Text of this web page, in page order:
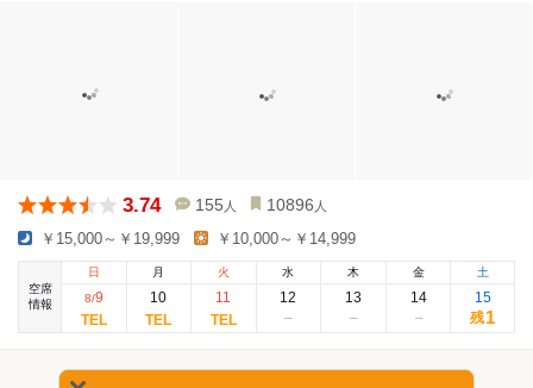
3.74 155 人 10896 人
￥15,000～￥19,999 ￥10,000～￥14,999
空席
情報
日
8/9
月
10
火
11
水
12
木
13
金
14
土
15
残1